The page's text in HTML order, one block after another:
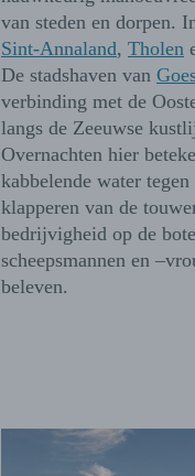
van steden en dorpen.
Sint-Annaland, Tholen
De stadshaven van
verbinding met de
langs de Zeeuwse
Overnachten hier
kabbelende water
klapperen van de
bedrijvigheid op de
scheepsmannen en
beleven.